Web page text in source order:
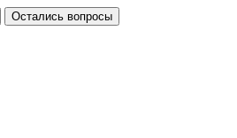
Остались вопросы